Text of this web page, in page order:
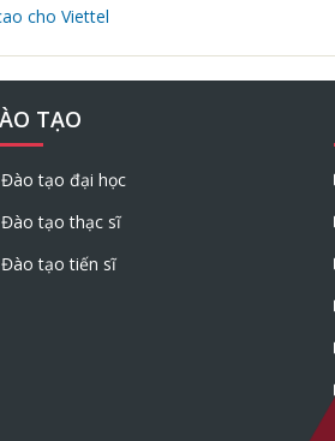
cho Viettel
TẠO
Đào tạo đại học
Đào tạo thạc sĩ
Đào tạo tiến sĩ